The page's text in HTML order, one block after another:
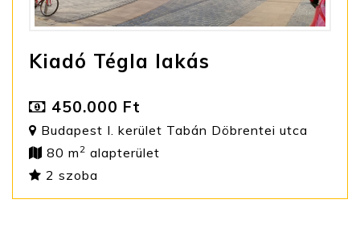
Kiadó Tégla lakás
450.000 Ft
Budapest I. kerület Tabán Döbrentei utca
80 m 2 alapterület
2 szoba